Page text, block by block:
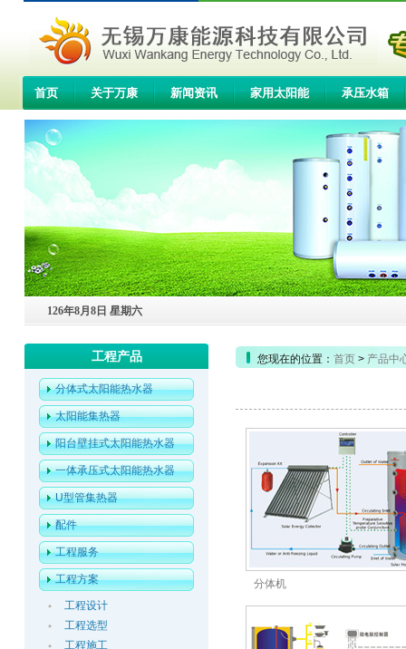
首页 关于万康 新闻资讯 家用太阳能 承压水箱
联系我们
126年8月8日 星期六
工程产品
分体式太阳能热水器
太阳能集热器
阳台壁挂式太阳能热水器
一体承压式太阳能热水器
U型管集热器
配件
工程服务
工程方案
工程设计
工程选型
工程施工
您现在的位置： 首页 > 产品中
分体机